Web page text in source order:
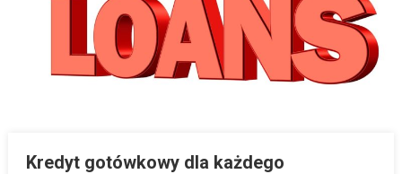
Kredyt gotówkowy dla każdego